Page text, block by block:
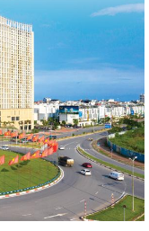
tục hành chính ngày
tục hành chính ngày
tục hành chính ngày
tục hành chính ngày